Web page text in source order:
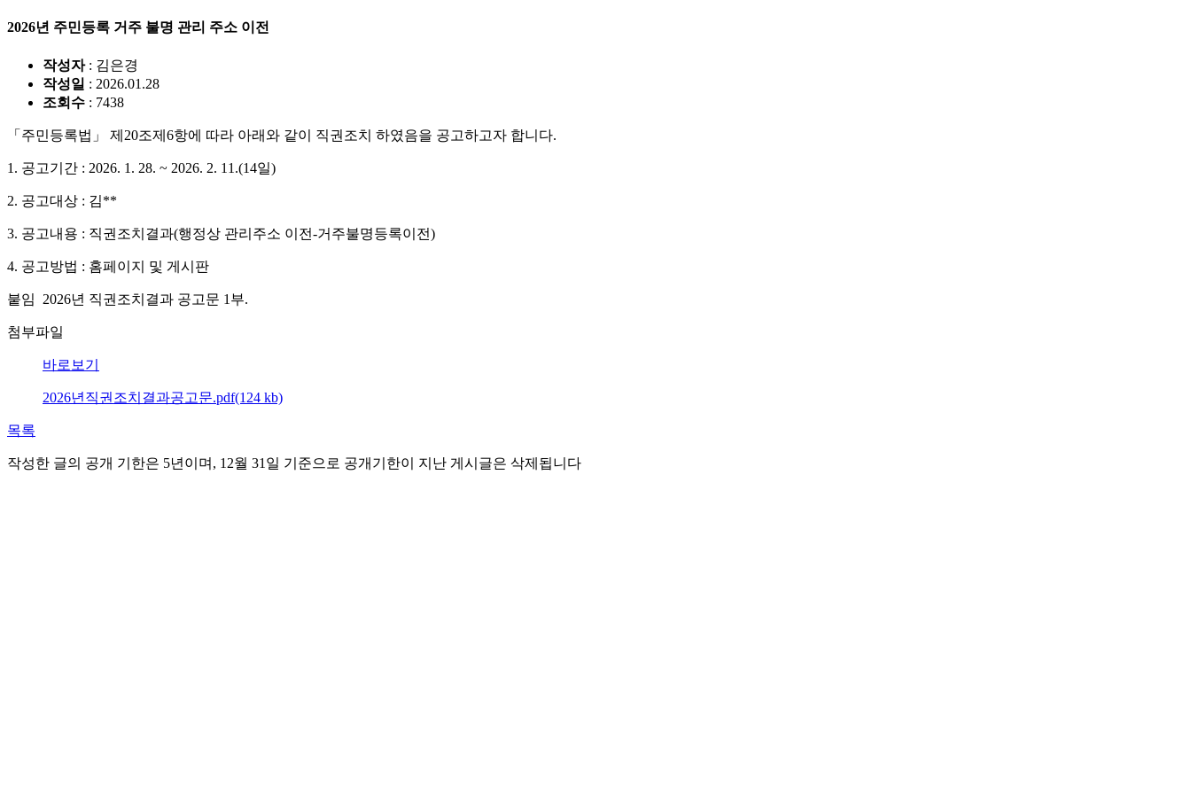
2026년 주민등록 거주 불명 관리 주소 이전
작성자: 김은경
작성일 : 2026.01.28
조회수 : 7438
「주민등록법」 제20조제6항에 따라 아래와 같이 직권조치 하였음을 공고하고자 합니다.
1. 공고기간 : 2026. 1. 28. ~ 2026. 2. 11.(14일)
2. 공고대상 : 김**
3. 공고내용 : 직권조치결과(행정상 관리주소 이전-거주불명등록이전)
4. 공고방법 : 홈페이지 및 게시판
붙임 2026년 직권조치결과 공고문 1부.
첨부파일
바로보기
2026년직권조치결과공고문.pdf(124 kb)
목록
작성한 글의 공개 기한은 5년이며, 12월 31일 기준으로 공개기한이 지난 게시글은 삭제됩니다